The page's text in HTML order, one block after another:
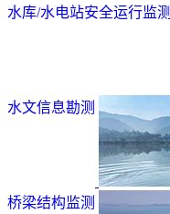
水库/水电站安全运行监测
水文信息勘测
桥梁结构监测